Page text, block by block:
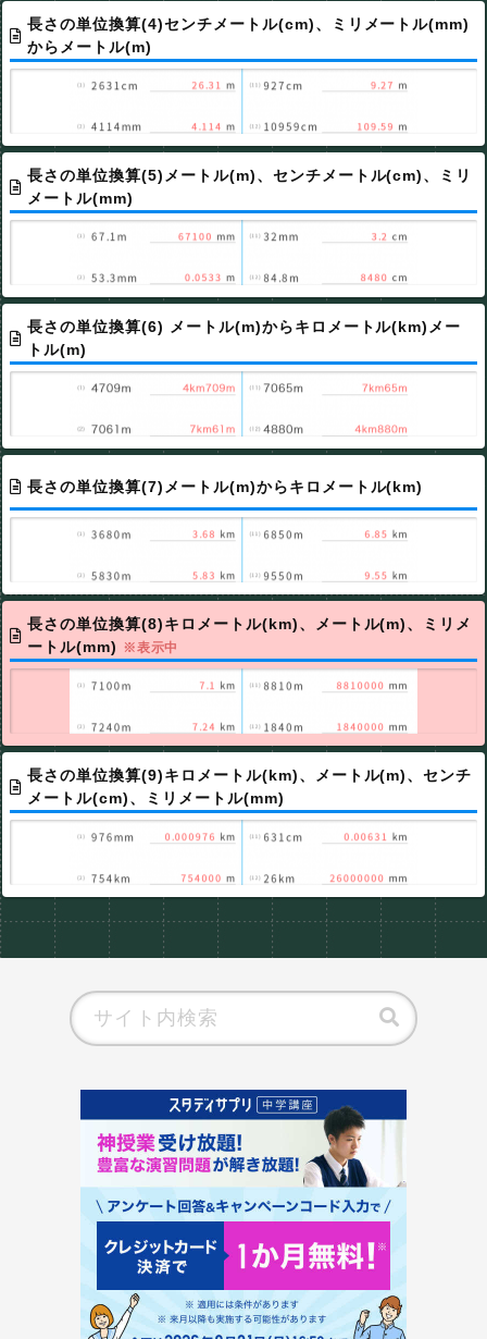
長さの単位換算(4)センチメートル(cm)、ミリメートル(mm)
からメートル(m)
長さの単位換算(5)メートル(m)、センチメートル(cm)、ミリ
メートル(mm)
長さの単位換算(6) メートル(m)からキロメートル(km)メー
トル(m)
長さの単位換算(7)メートル(m)からキロメートル(km)
長さの単位換算(8)キロメートル(km)、メートル(m)、ミリメ
ートル(mm) ※表示中
長さの単位換算(9)キロメートル(km)、メートル(m)、センチ
メートル(cm)、ミリメートル(mm)